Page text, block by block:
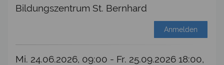
Bildungszentrum St. Bernhard
Anmelden
Mi. 24.06.2026, 09:00 - Fr. 25.09.2026 18:00,